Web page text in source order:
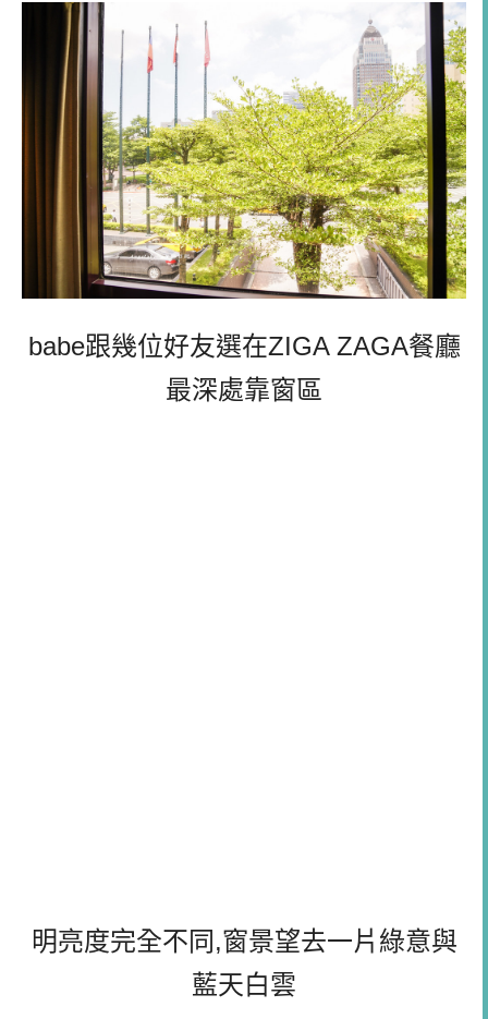
babe跟幾位好友選在ZIGA ZAGA餐廳
最深處靠窗區
明亮度完全不同,窗景望去一片綠意與
藍天白雲